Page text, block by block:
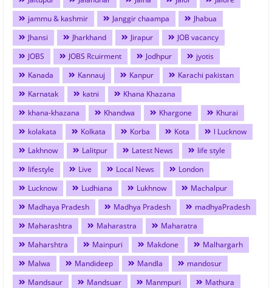
jammu & kashmir
Janggir chaampa
Jhabua
Jhansi
Jharkhand Jirapur
JOB vacancy
JOBS
JOBS Rcuirment Jodhpur
jyotis
Kanada
Kannauj Kanpur
Karachi pakistan
Karnatak
katni
Khana Khazana
khana-khazana
Khandwa Khargone
Khurai
kolakata
Kolkata Korba Kota
l Lucknow
Lakhnow
Lalitpur Latest News
life style
lifestyle
Live Local News
London
Lucknow
Ludhiana Lukhnow
Machalpur
Madhaya Pradesh
Madhya Pradesh
madhyaPradesh
Maharashtra
Maharastra
Maharatra
Maharshtra
Mainpuri Makdone
Malhargarh
Malwa
Mandideep Mandla
mandosur
Mandsaur
Mandsuar Manmpuri
Mathura